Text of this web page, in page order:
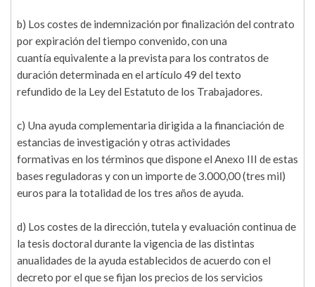
b) Los costes de indemnización por finalización del contrato
por expiración del tiempo convenido, con una
cuantía equivalente a la prevista para los contratos de
duración determinada en el artículo 49 del texto
refundido de la Ley del Estatuto de los Trabajadores.
c) Una ayuda complementaria dirigida a la financiación de
estancias de investigación y otras actividades
formativas en los términos que dispone el Anexo III de estas
bases reguladoras y con un importe de 3.000,00 (tres mil)
euros para la totalidad de los tres años de ayuda.
d) Los costes de la dirección, tutela y evaluación continua de
la tesis doctoral durante la vigencia de las distintas
anualidades de la ayuda establecidos de acuerdo con el
decreto por el que se fijan los precios de los servicios